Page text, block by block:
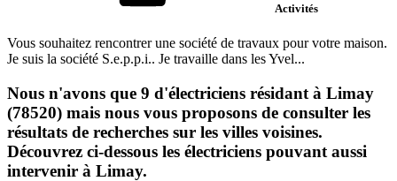
Activités
Vous souhaitez rencontrer une société de travaux pour votre maison.
Je suis la société S.e.p.p.i.. Je travaille dans les Yvel...
Nous n'avons que 9 d'électriciens résidant à Limay
(78520) mais nous vous proposons de consulter les
résultats de recherches sur les villes voisines.
Découvrez ci-dessous les électriciens pouvant aussi
intervenir à Limay.